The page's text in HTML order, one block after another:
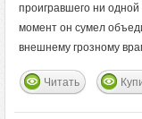
проигравшего ни
момент он сумел
внешнему грозному
Читать